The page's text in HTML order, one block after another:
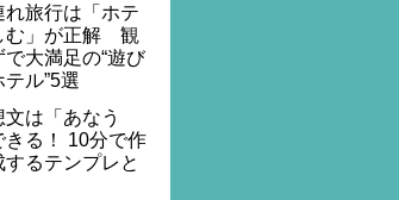
れ旅行は「ホテ
む」が正解 観
大満足の“遊び
ル”5選
は「あなう
きる！ 10分で作
するテンプレと